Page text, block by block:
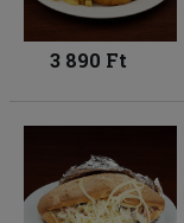
3 890 Ft